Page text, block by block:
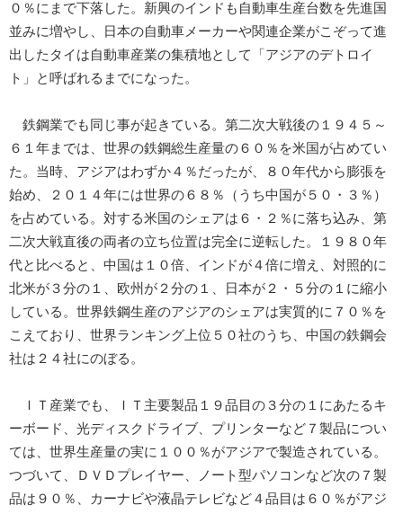
０％にまで下落した。新興のインドも自動車生産台数を先進国
並みに増やし、日本の自動車メーカーや関連企業がこぞって進
出したタイは自動車産業の集積地として「アジアのデトロイ
ト」と呼ばれるまでになった。
鉄鋼業でも同じ事が起きている。第二次大戦後の１９４５～
６１年までは、世界の鉄鋼総生産量の６０％を米国が占めてい
た。当時、アジアはわずか４％だったが、８０年代から膨張を
始め、２０１４年には世界の６８％（うち中国が５０・３％）
を占めている。対する米国のシェアは６・２％に落ち込み、第
二次大戦直後の両者の立ち位置は完全に逆転した。１９８０年
代と比べると、中国は１０倍、インドが４倍に増え、対照的に
北米が３分の１、欧州が２分の１、日本が２・５分の１に縮小
している。世界鉄鋼生産のアジアのシェアは実質的に７０％を
こえており、世界ランキング上位５０社のうち、中国の鉄鋼会
社は２４社にのぼる。
ＩＴ産業でも、ＩＴ主要製品１９品目の３分の１にあたるキ
ーボード、光ディスクドライブ、プリンターなど７製品につい
ては、世界生産量の実に１００％がアジアで製造されている。
つづいて、ＤＶＤプレイヤー、ノート型パソコンなど次の７製
品は９０％、カーナビや液晶テレビなど４品目は６０％がアジ